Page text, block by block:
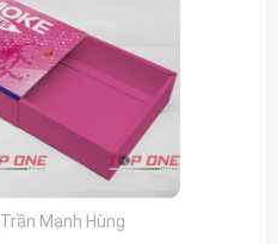
Trần Mạnh Hùng